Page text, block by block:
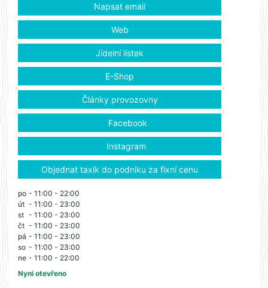
Napsat email
Web
Jídelní lístek
E-Shop
Články provozovny
Facebook
Instagram
Objednat taxík do podniku za fixní cenu
po - 11:00 - 22:00
út - 11:00 - 23:00
st - 11:00 - 23:00
čt - 11:00 - 23:00
pá - 11:00 - 23:00
so - 11:00 - 23:00
ne - 11:00 - 22:00
Nyní otevřeno